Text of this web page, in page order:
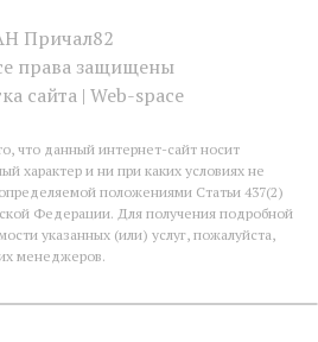
Причал82
права защищены
сайта | Web-space
что данный интернет-сайт носит
характер и ни при каких условиях не
положениями Статьи 437(2)
Федерации. Для получения подробной
указанных (или) услуг, пожалуйста,
менеджеров.